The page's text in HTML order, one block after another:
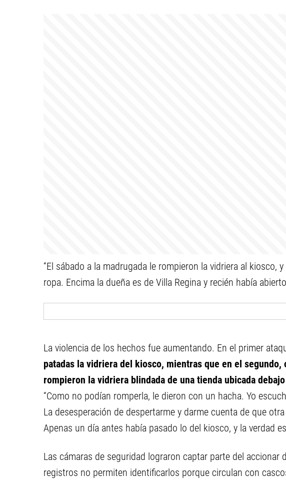
“El sábado a la madrugada le rompieron la vidriera al kiosco,
ropa. Encima la dueña es de Villa Regina y recién había
La violencia de los hechos fue aumentando. En el primer
patadas la vidriera del kiosco, mientras que en el segundo,
rompieron la vidriera blindada de una tienda ubicada
“Como no podían romperla, le dieron con un hacha. Yo
La desesperación de despertarme y darme cuenta de que
Apenas un día antes había pasado lo del kiosco, y la verdad
Las cámaras de seguridad lograron captar parte del accionar
registros no permiten identificarlos porque circulan con